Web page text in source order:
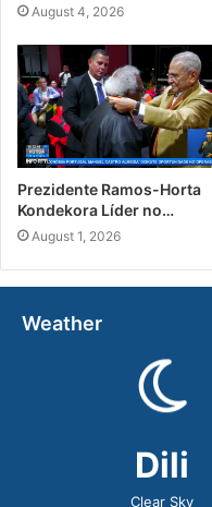
August 4, 2026
Prezidente Ramos-Horta
Kondekora Líder no…
August 1, 2026
Weather
Dili
Clear Sky